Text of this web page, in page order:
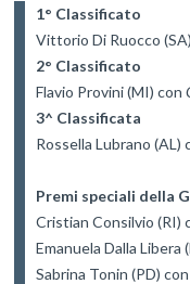
1° Classificato
Vittorio Di Ruocco
2° Classificato
Flavio Provini (MI) con
3^ Classificata
Rossella Lubrano (AL)
Premi speciali della
Cristian Consilvio (RI)
Emanuela Dalla Libera
Sabrina Tonin (PD) con